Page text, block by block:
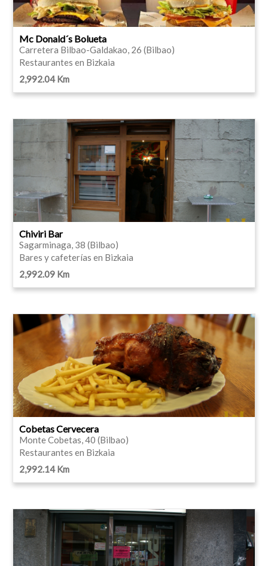
Mc Donald´s Bolueta
Carretera Bilbao-Galdakao, 26 (Bilbao)
Restaurantes en Bizkaia
2,992.04 Km
Chiviri Bar
Sagarminaga, 38 (Bilbao)
Bares y cafeterías en Bizkaia
2,992.09 Km
Cobetas Cervecera
Monte Cobetas, 40 (Bilbao)
Restaurantes en Bizkaia
2,992.14 Km